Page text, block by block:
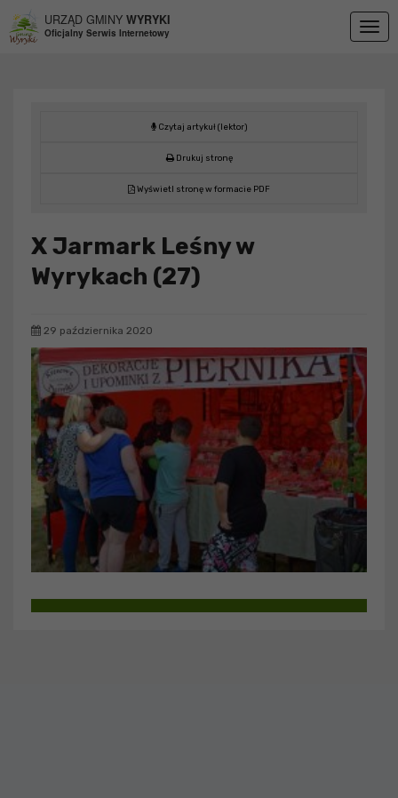
URZĄD GMINY WYRYKI
Oficjalny Serwis Internetowy
Czytaj artykuł (lektor)
Drukuj stronę
Wyświetl stronę w formacie PDF
X Jarmark Leśny w
Wyrykach (27)
29 października 2020